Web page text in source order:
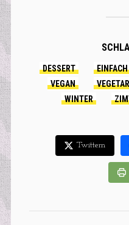
DESSERT EINFACH
VEGAN
WINTER
Twittern